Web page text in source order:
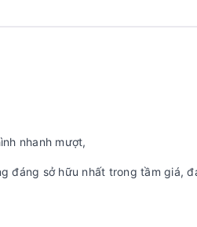
nhanh mượt,
đáng sở hữu nhất trong tầm giá,